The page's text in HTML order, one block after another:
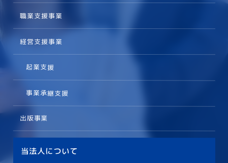
職業支援事業
経営支援事業
起業支援
事業承継支援
出版事業
当法人について